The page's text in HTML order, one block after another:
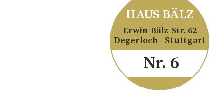
HAUS BÄLZ
Erwin-Bälz-Str. 62
Degerloch - Stuttgart
Nr. 6